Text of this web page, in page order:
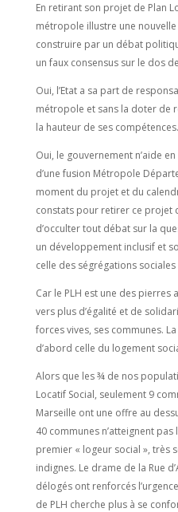
En retirant son projet de Plan
métropole illustre une
construire par un débat
un faux consensus sur le dos de
Oui, l’Etat a sa part de
métropole et sans la doter de
la hauteur de ses compétences.
Oui, le gouvernement n’aide
d’une fusion Métropole
moment du projet et du
constats pour retirer ce projet
d’occulter tout débat sur la
un développement inclusif et
celle des ségrégations
Car le PLH est une des
vers plus d’égalité et de
forces vives, ses communes.
d’abord celle du logement
Alors que les ¾ de nos
Locatif Social, seulement 9
Marseille ont une offre au
40 communes n’atteignent pas
premier « logeur social », très
indignes. Le drame de la Rue
délogés ont renforcés
de PLH cherche plus à se